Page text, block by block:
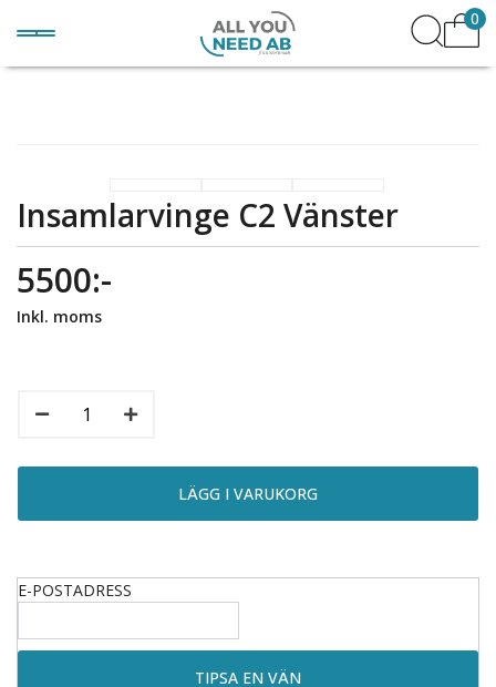
0
Insamlarvinge C2 Vänster
5500:-
Inkl. moms
E-POSTADRESS